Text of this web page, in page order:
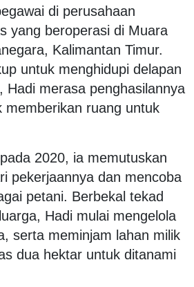
di perusahaan
yang beroperasi di Muara
Kalimantan Timur.
untuk menghidupi delapan
Hadi merasa penghasilannya
memberikan ruang untuk
2020, ia memutuskan
pekerjaannya dan mencoba
petani. Berbekal tekad
Hadi mulai mengelola
serta meminjam lahan milik
dua hektar untuk ditanami